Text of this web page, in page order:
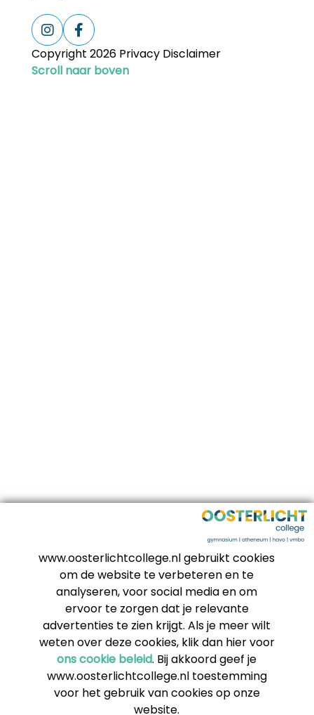
Copyright 2026 Privacy Disclaimer
Scroll naar boven
www.oosterlichtcollege.nl gebruikt cookies
om de website te verbeteren en te
analyseren, voor social media en om
ervoor te zorgen dat je relevante
advertenties te zien krijgt. Als je meer wilt
weten over deze cookies, klik dan hier voor
ons cookie beleid. Bij akkoord geef je
www.oosterlichtcollege.nl toestemming
voor het gebruik van cookies op onze
website.